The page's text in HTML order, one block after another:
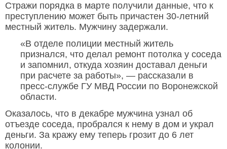
Стражи порядка в марте получили данные, что к
преступлению может быть причастен 30-летний
местный житель. Мужчину задержали.
«В отделе полиции местный житель
признался, что делал ремонт потолка у соседа
и запомнил, откуда хозяин доставал деньги
при расчете за работы», — рассказали в
пресс-службе ГУ МВД России по Воронежской
области.
Оказалось, что в декабре мужчина узнал об
отъезде соседа, пробрался к нему в дом и украл
деньги. За кражу ему теперь грозит до 6 лет
колонии.